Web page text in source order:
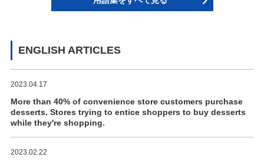
ENGLISH ARTICLES
2023.04.17
More than 40% of convenience store customers purchase
desserts. Stores trying to entice shoppers to buy desserts
while they're shopping.
2023.02.22